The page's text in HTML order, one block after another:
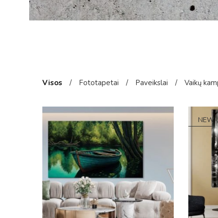
Visos / Fototapetai / Paveikslai / Vaikų
NEW